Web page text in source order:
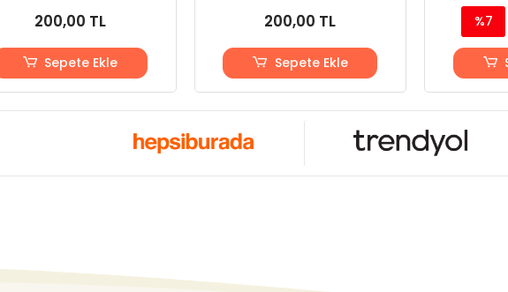
200,00 TL
Sepete Ekle
200,00 TL
Sepete Ekle
%7